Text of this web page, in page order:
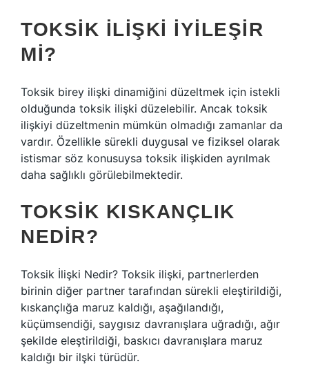
TOKSIK ILIŞKI IYILEŞIR
MI?
Toksik birey ilişki dinamiğini düzeltmek için istekli
olduğunda toksik ilişki düzelebilir. Ancak toksik
ilişkiyi düzeltmenin mümkün olmadığı zamanlar da
vardır. Özellikle sürekli duygusal ve fiziksel olarak
istismar söz konusuysa toksik ilişkiden ayrılmak
daha sağlıklı görülebilmektedir.
TOKSIK KISKANÇLIK
NEDIR?
Toksik İlişki Nedir? Toksik ilişki, partnerlerden
birinin diğer partner tarafından sürekli eleştirildiği,
kıskançlığa maruz kaldığı, aşağılandığı,
küçümsendiği, saygısız davranışlara uğradığı, ağır
şekilde eleştirildiği, baskıcı davranışlara maruz
kaldığı bir ilşki türüdür.